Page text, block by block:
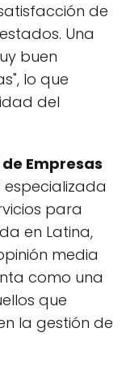
de
Una
buen
lo que
del
Empresas
para
en Latina,
media
como una
que
la gestión de